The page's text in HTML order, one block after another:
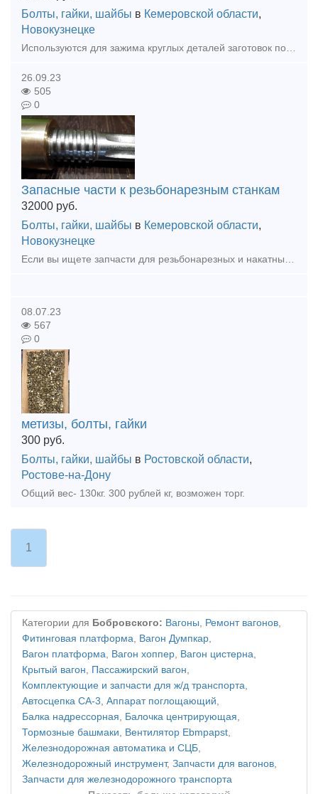
Болты, гайки, шайбы в Кемеровской области,
Новокузнецке
Используются для зажима круглых деталей заготовок под изготовление резьбы.
26.09.23
505
0
Запасные части к резьбонарезным станкам
32000 руб.
Болты, гайки, шайбы в Кемеровской области,
Новокузнецке
Если вы ищете запчасти для резьбонарезных и накатных станков 5Д07, ПРП-603, СТД-129. 5991, 5992, 5993, 5А993, 5994, то в нашей компании можно купить все необходимое. Мы готовы предложить своим клиент
08.07.23
567
0
метизы, болты, гайки
300 руб.
Болты, гайки, шайбы в Ростовской области,
Ростове-на-Дону
Общий вес- 130кг. 300 рублей кг, возможен торг.
1
Категории для Бобровского: Вагоны, Ремонт вагонов,
Фитинговая платформа, Вагон Думпкар,
Вагон платформа, Вагон хоппер, Вагон цистерна,
Крытый вагон, Пассажирский вагон,
Комплектующие и запчасти для ж/д транспорта,
Автосцепка СА-3, Аппарат поглощающий,
Балка надрессорная, Балочка центрирующая,
Тормозные башмаки, Вентилятор Ebmpapst,
Железнодорожная автоматика и СЦБ,
Железнодорожный инструмент, Запчасти для вагонов,
Запчасти для железнодорожного транспорта